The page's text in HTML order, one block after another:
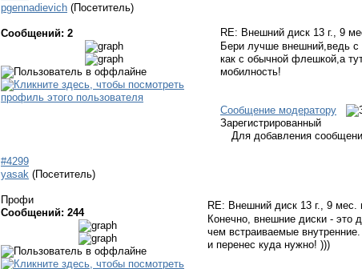
pgennadievich (Посетитель)
Сообщений: 2 RE: Внешний диск 13 г., 9
Бери лучше внешний,ведь
как с обычной флешкой,а
мобилность!
Сообщение модератору
Зарегистрированный
Для добавления
#4299
yasak (Посетитель)
Профи
Сообщений: 244
RE: Внешний диск 13 г., 9 мес.
Конечно, внешние диски - это
чем встраиваемые
и перенес куда нужно! )))